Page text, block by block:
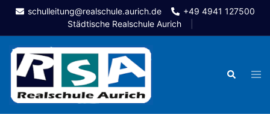
Skip
content
schulleitung@realschule.aurich.de
+49 4941 127500
Städtische Realschule Aurich
Search